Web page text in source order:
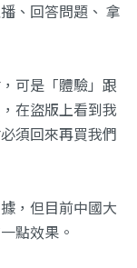
、回答問題、 拿
可是「體驗」跟
在盜版上看到我
須回來再買我們
，但目前中國大
點效果。